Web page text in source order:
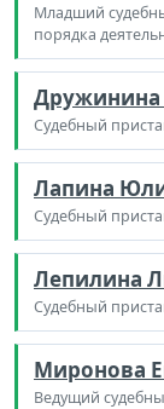
Младший
порядка
Дружинина
Судебный
Лапина
Судебный
Лепилина
Судебный
Миронова
Ведущий